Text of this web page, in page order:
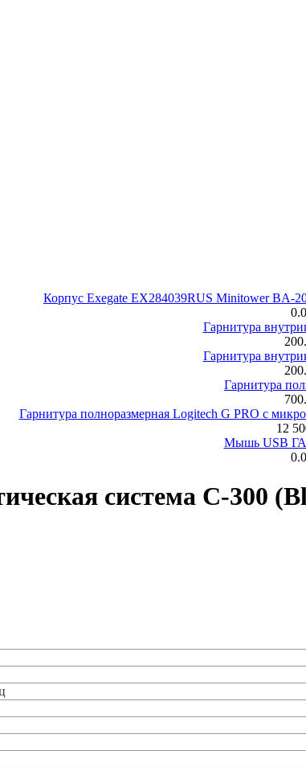
Корпус Exegate EX284039RUS Minitower BA-
Гарнитура
Гарнитура
Гарнитура
Гарнитура полноразмерная Logitech G PRO с
12
Мышь USB
система С-300